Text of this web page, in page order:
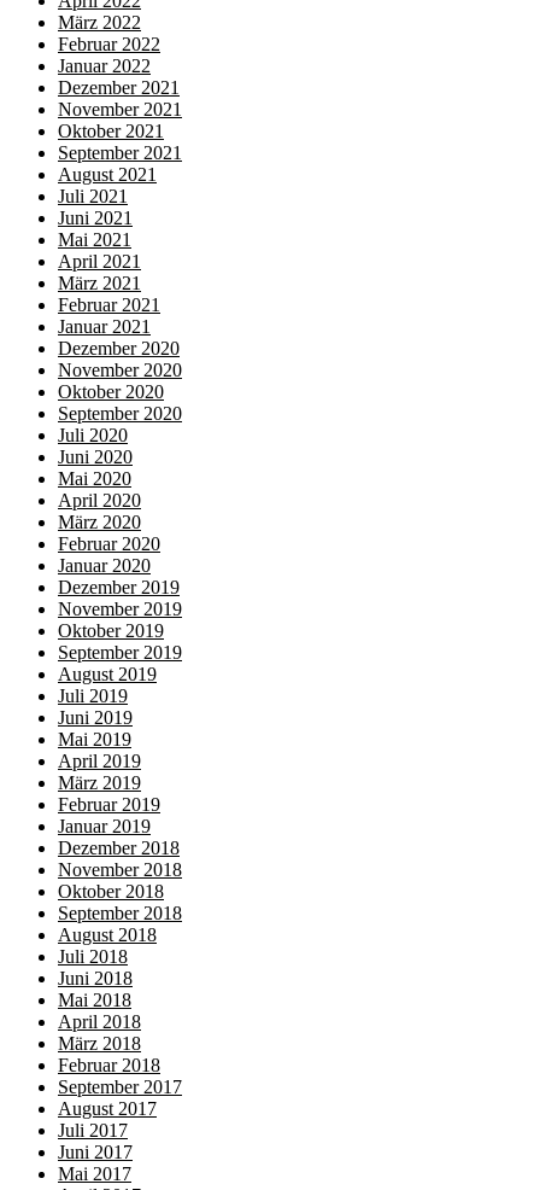
März 2022
Februar 2022
Januar 2022
Dezember 2021
November 2021
Oktober 2021
September 2021
August 2021
Juli 2021
Juni 2021
Mai 2021
April 2021
März 2021
Februar 2021
Januar 2021
Dezember 2020
November 2020
Oktober 2020
September 2020
Juli 2020
Juni 2020
Mai 2020
April 2020
März 2020
Februar 2020
Januar 2020
Dezember 2019
November 2019
Oktober 2019
September 2019
August 2019
Juli 2019
Juni 2019
Mai 2019
April 2019
März 2019
Februar 2019
Januar 2019
Dezember 2018
November 2018
Oktober 2018
September 2018
August 2018
Juli 2018
Juni 2018
Mai 2018
April 2018
März 2018
Februar 2018
September 2017
August 2017
Juli 2017
Juni 2017
Mai 2017